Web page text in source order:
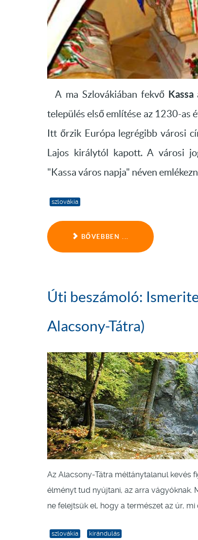
A ma Szlovákiában fekvő Kassa
település első említése az 1230-as
Itt őrzik Európa legrégibb városi
Lajos királytól kapott. A városi
"Kassa város napja" néven
szlovákia
BŐVEBBEN ...
Úti beszámoló:
Alacsony-Tátra)
Az Alacsony-Tátra méltánytalanul kevés
élményt tud nyújtani, az arra vágyóknak.
ne felejtsük el, hogy a természet az úr,
szlovákia kirándulás